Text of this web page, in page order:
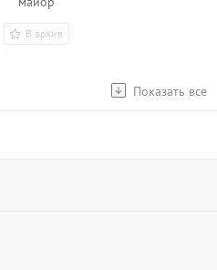
Показать все
В архив